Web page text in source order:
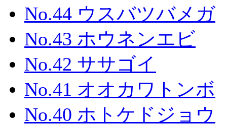
No.44 ウスバツバメガ
No.43 ホウネンエビ
No.42 ササゴイ
No.41 オオカワトンボ
No.40 ホトケドジョウ